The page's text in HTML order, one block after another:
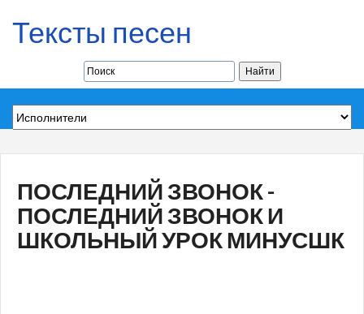
Тексты песен
ПОСЛЕДНИЙ ЗВОНОК -
ПОСЛЕДНИЙ ЗВОНОК И
ШКОЛЬНЫЙ УРОК МИНУСШК